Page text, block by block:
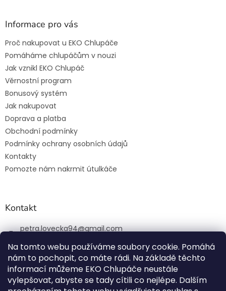
Na tomto webu používáme soubory cookie. Pomáhá
nám to pochopit, co máte rádi. Na základě těchto
informací můžeme EKO Chlupáče neustále
vylepšovat, abyste se tady cítili co nejlépe. Dalším
Informace pro vás
Proč nakupovat u EKO Chlupáče
Pomáháme chlupáčům v nouzi
Jak vznikl EKO Chlupáč
Věrnostní program
Bonusový systém
Jak nakupovat
Doprava a platba
Obchodní podmínky
Podmínky ochrany osobních údajů
Kontakty
Pomozte nám nakrmit útulkáče
Kontakt
petra.lovecka94@gmail.com
+420 774 131 648
ekochlupac.cz